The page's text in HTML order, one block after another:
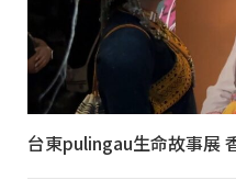
台東pulingau生命故事展